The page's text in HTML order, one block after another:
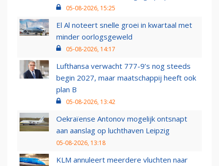
05-08-2026, 15:25
El Al noteert snelle groei in kwartaal met
minder oorlogsgeweld
05-08-2026, 14:17
Lufthansa verwacht 777-9’s nog steeds
begin 2027, maar maatschappij heeft ook
plan B
05-08-2026, 13:42
Oekraïense Antonov mogelijk ontsnapt
aan aanslag op luchthaven Leipzig
05-08-2026, 13:18
KLM annuleert meerdere vluchten naar